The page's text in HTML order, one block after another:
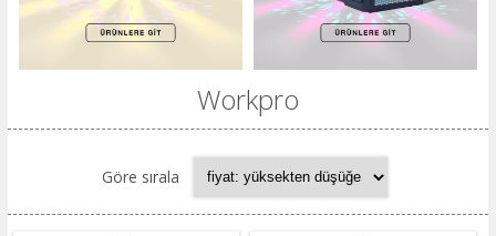
Workpro
Göre sırala